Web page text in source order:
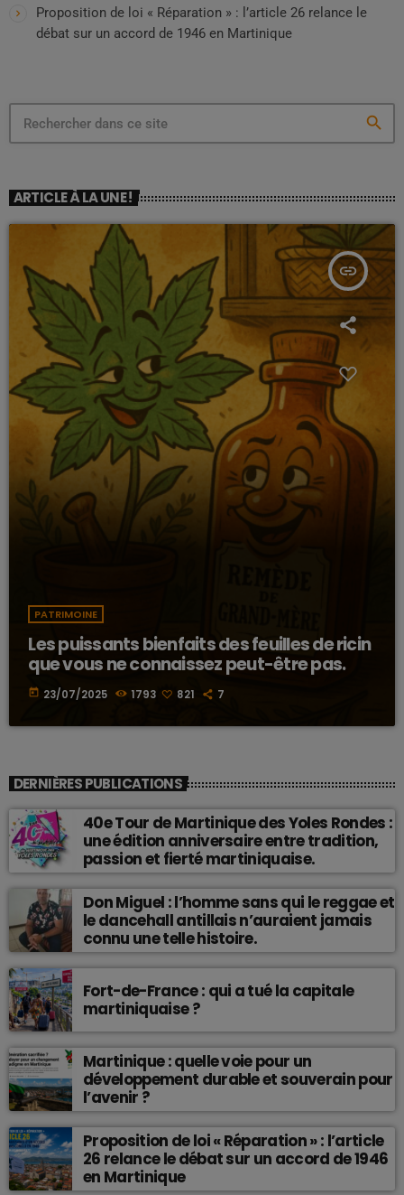
Proposition de loi « Réparation » : l’article 26 relance le
débat sur un accord de 1946 en Martinique
search
ARTICLE À LA UNE !
insert_link
PATRIMOINE
Les puissants bienfaits des feuilles de ricin
que vous ne connaissez peut-être pas.
today 23/07/2025 1793 821 7
DERNIÈRES PUBLICATIONS
40e Tour de Martinique des Yoles Rondes :
une édition anniversaire entre tradition,
passion et fierté martiniquaise.
Don Miguel : l’homme sans qui le reggae et
le dancehall antillais n’auraient jamais
connu une telle histoire.
Fort-de-France : qui a tué la capitale
martiniquaise ?
Martinique : quelle voie pour un
développement durable et souverain pour
l’avenir ?
Proposition de loi « Réparation » : l’article
26 relance le débat sur un accord de 1946
en Martinique